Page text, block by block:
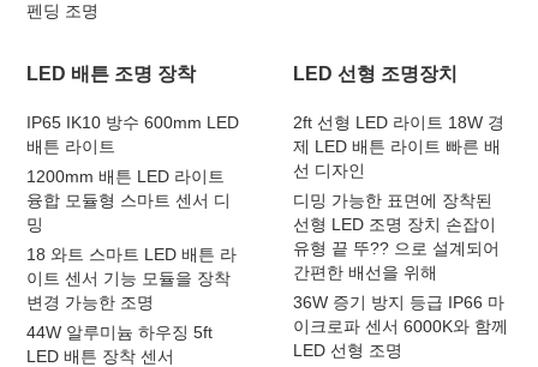
펜딩 조명
LED 배튼 조명 장착
IP65 IK10 방수 600mm LED
배튼 라이트
1200mm 배튼 LED 라이트
융합 모듈형 스마트 센서 디
밍
18 와트 스마트 LED 배튼 라
이트 센서 기능 모듈을 장착
변경 가능한 조명
44W 알루미늄 하우징 5ft
LED 배튼 장착 센서
LED 선형 조명장치
2ft 선형 LED 라이트 18W 경
제 LED 배튼 라이트 빠른 배
선 디자인
디밍 가능한 표면에 장착된
선형 LED 조명 장치 손잡이
유형 끝 뚜?? 으로 설계되어
간편한 배선을 위해
36W 증기 방지 등급 IP66 마
이크로파 센서 6000K와 함께
LED 선형 조명